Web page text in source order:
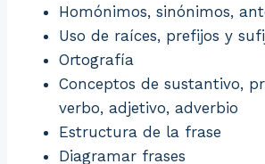
Homónimos, sinónimos,
Uso de raíces, prefijos y
Ortografía
Conceptos de sustantivo,
verbo, adjetivo, adverbio
Estructura de la frase
Diagramar frases